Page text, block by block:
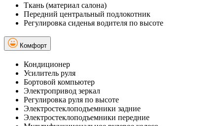
Ткань (материал салона)
Передний центральный подлокотник
Регулировка сиденья водителя по высоте
Комфорт
Кондиционер
Усилитель руля
Бортовой компьютер
Электропривод зеркал
Регулировка руля по высоте
Электростеклоподъемники задние
Электростеклоподъемники передние